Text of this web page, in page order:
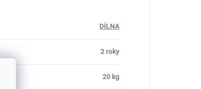
DÍLNA
2 roky
20 kg